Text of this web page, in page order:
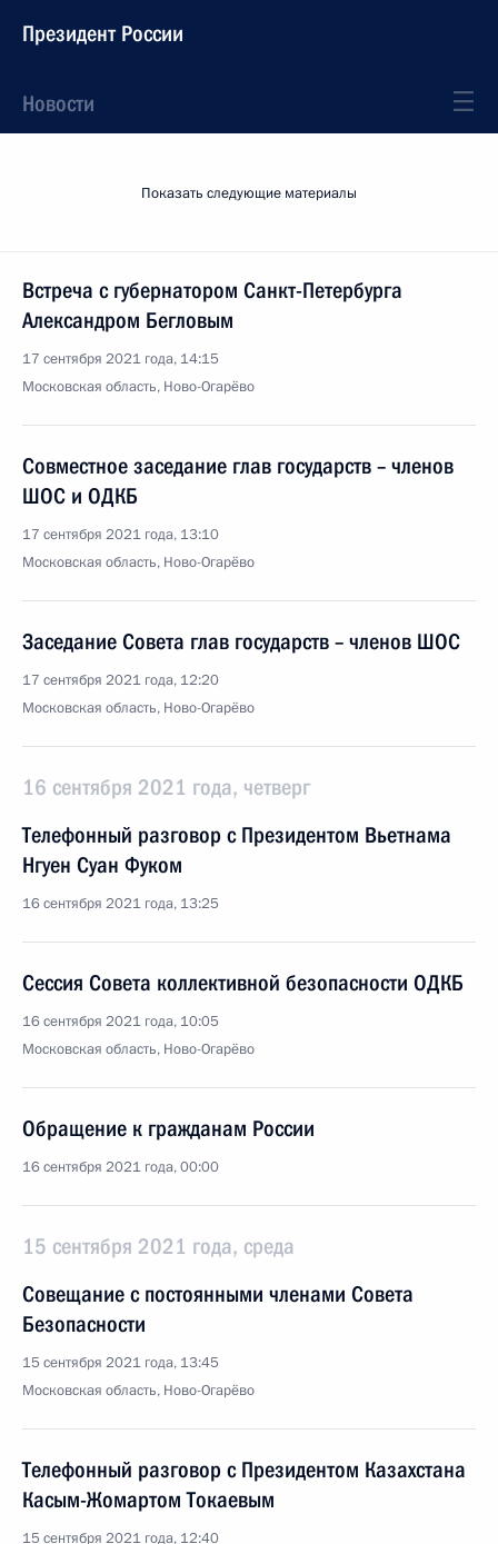
Президент России
Новости
Показать следующие материалы
Встреча с губернатором Санкт-Петербурга
Александром Бегловым
17 сентября 2021 года, 14:15
Московская область, Ново-Огарёво
Совместное заседание глав государств – членов
ШОС и ОДКБ
17 сентября 2021 года, 13:10
Московская область, Ново-Огарёво
Заседание Совета глав государств – членов ШОС
17 сентября 2021 года, 12:20
Московская область, Ново-Огарёво
16 сентября 2021 года, четверг
Телефонный разговор с Президентом Вьетнама
Нгуен Суан Фуком
16 сентября 2021 года, 13:25
Сессия Совета коллективной безопасности ОДКБ
16 сентября 2021 года, 10:05
Московская область, Ново-Огарёво
Обращение к гражданам России
16 сентября 2021 года, 00:00
15 сентября 2021 года, среда
Совещание с постоянными членами Совета
Безопасности
15 сентября 2021 года, 13:45
Московская область, Ново-Огарёво
Телефонный разговор с Президентом Казахстана
Касым-Жомартом Токаевым
15 сентября 2021 года, 12:40